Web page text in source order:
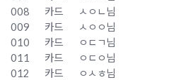
008
카드
ㅅㅇㄴ님
009
카드
ㅅㅇㅇ님
010
카드
ㅇㄷㄱ님
011
카드
ㅇㄷㅇ님
012
카드
ㅇㅅㅎ님